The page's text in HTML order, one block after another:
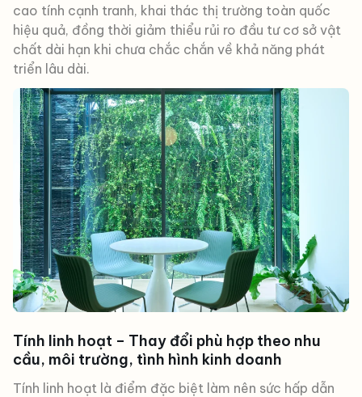
cao tính cạnh tranh, khai thác thị trường toàn quốc
hiệu quả, đồng thời giảm thiểu rủi ro đầu tư cơ sở vật
chất dài hạn khi chưa chắc chắn về khả năng phát
triển lâu dài.
Tính linh hoạt – Thay đổi phù hợp theo nhu
cầu, môi trường, tình hình kinh doanh
Tính linh hoạt là điểm đặc biệt làm nên sức hấp dẫn